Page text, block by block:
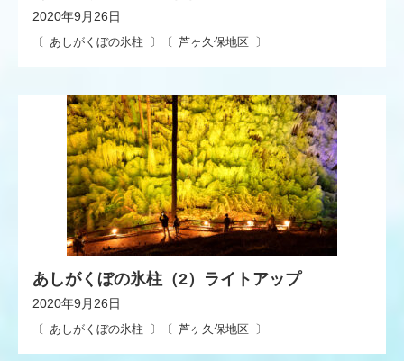
2020年9月26日
あしがくぼの氷柱 芦ヶ久保地区
2020年9月26日
あしがくぼの氷柱 芦ヶ久保地区
あしがくぼの氷柱（2）ライトアップ